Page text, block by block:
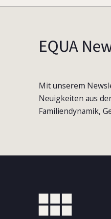
EQUA
Mit unserem
Neuigkeiten aus
Familiendynamik,